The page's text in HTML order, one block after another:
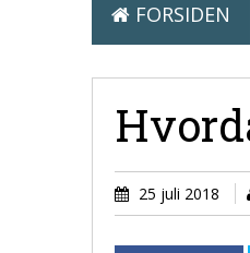
FORSIDEN
25 juli 2018